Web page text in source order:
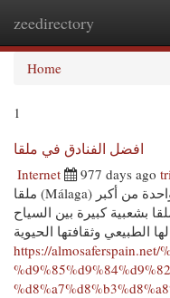
zeedirectory
Home
1
افضل الفنادق في ملقا
Internet 977 days ago
ملقا (Málaga) هي مدينة تقع في جنوب إسبانيا وتعد واحدة من أكبر
بشعبية كبيرة بين السياح
الطبيعي وثقافتها الحيوية
https://